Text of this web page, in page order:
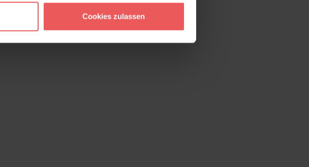
Cookies zulassen